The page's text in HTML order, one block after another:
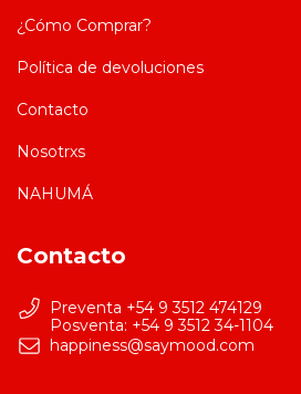
¿Cómo Comprar?
Política de devoluciones
Contacto
Nosotrxs
NAHUMÁ
Contacto
Preventa +54 9 3512 474129
happiness@saymood.com